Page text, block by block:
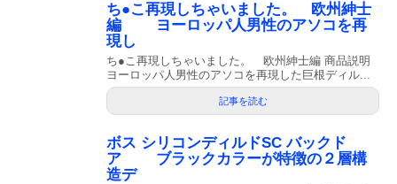
ち●こ再現しちゃいました。 欧州紳士
編 ヨーロッパ人男性のアソコを再
現し
ち●こ再現しちゃいました。 欧州紳士編 商品説明
ヨーロッパ人男性のアソコを再現した巨根ディル...
記事を読む
ボス シリコンディルドSC バックド
ア ブラックカラーが特徴の２層構
造デ